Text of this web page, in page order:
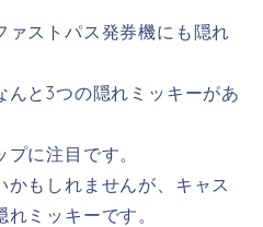
ァストパス発券機にも隠れ
と3つの隠れミッキーがあ
に注目です。
もしれませんが、キャス
ミッキーです。